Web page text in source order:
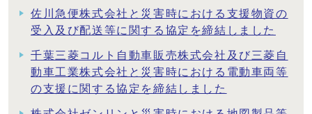
佐川急便株式会社と災害時における支援物資の
受入及び配送等に関する協定を締結しました
千葉三菱コルト自動車販売株式会社及び三菱自
動車工業株式会社と災害時における電動車両等
の支援に関する協定を締結しました